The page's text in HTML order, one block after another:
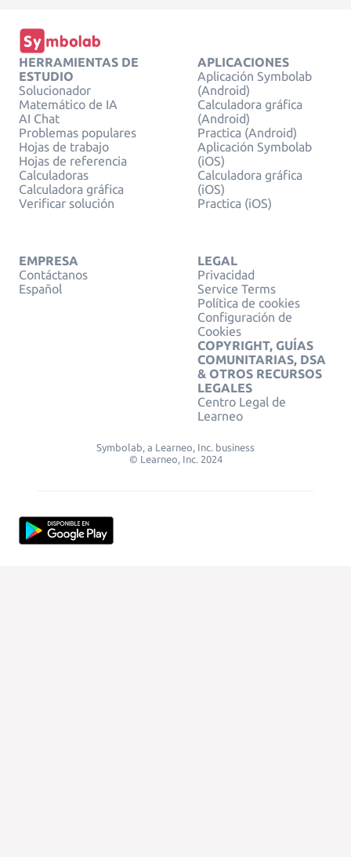
HERRAMIENTAS DE
ESTUDIO
Solucionador
Matemático de IA
AI Chat
Problemas populares
Hojas de trabajo
Hojas de referencia
Calculadoras
Calculadora gráfica
Verificar solución
APLICACIONES
Aplicación Symbolab
(Android)
Calculadora gráfica
(Android)
Practica (Android)
Aplicación Symbolab
(iOS)
Calculadora gráfica
(iOS)
Practica (iOS)
EMPRESA
Contáctanos
Español
LEGAL
Privacidad
Service Terms
Política de cookies
Configuración de
Cookies
COPYRIGHT, GUÍAS
COMUNITARIAS, DSA
& OTROS RECURSOS
LEGALES
Centro Legal de
Learneo
Symbolab, a Learneo, Inc. business
© Learneo, Inc. 2024